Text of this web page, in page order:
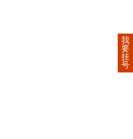
我
要
挂
号